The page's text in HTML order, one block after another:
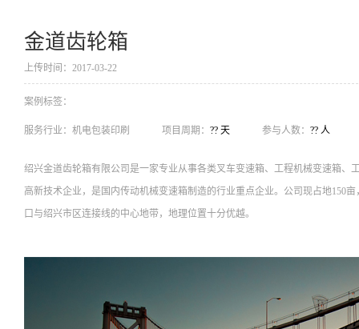
金道齿轮箱
上传时间：2017-03-22
案例标签：
服务行业： 机电包装印刷 项目周期： ?? 天 参与人数： ?? 人
绍兴金道齿轮箱有限公司是一家专业从事各类叉车变速箱、工程机械变速箱
高新技术企业，是国内传动机械变速箱制造的行业重点企业。公司现占地150
口与绍兴市区连接线的中心地带，地理位置十分优越。